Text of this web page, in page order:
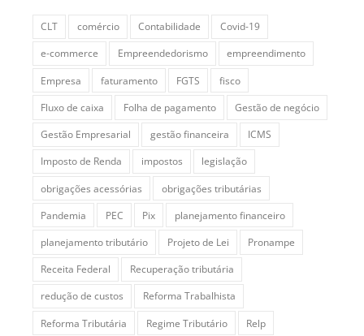
CLT comércio Contabilidade
Covid-19
e-commerce
Empreendedorismo
empreendimento
Empresa
faturamento FGTS
fisco
Fluxo de caixa
Folha de pagamento
Gestão de negócio
Gestão Empresarial
gestão financeira
ICMS
Imposto de Renda
impostos
legislação
obrigações acessórias
obrigações tributárias
Pandemia
PEC Pix
planejamento financeiro
planejamento tributário
Projeto de Lei
Pronampe
Receita Federal
Recuperação tributária
redução de custos
Reforma Trabalhista
Reforma Tributária
Regime Tributário
Relp